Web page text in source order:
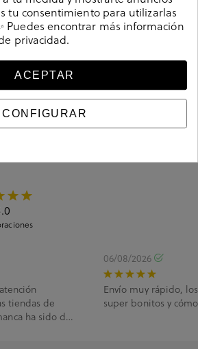
tiendas de
ha sido de
06/08/2026
Envío muy rápido,
super bonitos y
tu consentimiento para utilizarlas
Puedes encontrar más información
privacidad.
ACEPTAR
CONFIGURAR